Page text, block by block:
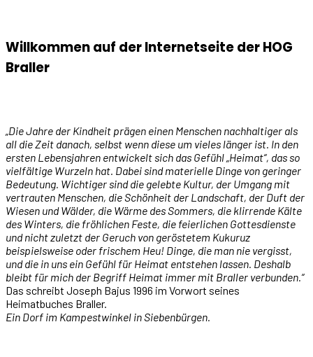
Willkommen auf der Internetseite der HOG
Braller
„Die Jahre der Kindheit prägen einen Menschen nachhaltiger als
all die Zeit danach, selbst wenn diese um vieles länger ist. In den
ersten Lebensjahren entwickelt sich das Gefühl „Heimat“, das so
vielfältige Wurzeln hat. Dabei sind materielle Dinge von geringer
Bedeutung. Wichtiger sind die gelebte Kultur, der Umgang mit
vertrauten Menschen, die Schönheit der Landschaft, der Duft der
Wiesen und Wälder, die Wärme des Sommers, die klirrende Kälte
des Winters, die fröhlichen Feste, die feierlichen Gottesdienste
und nicht zuletzt der Geruch von geröstetem Kukuruz
beispielsweise oder frischem Heu! Dinge, die man nie vergisst,
und die in uns ein Gefühl für Heimat entstehen lassen. Deshalb
bleibt für mich der Begriff Heimat immer mit Braller verbunden.“
Das schreibt Joseph Bajus 1996 im Vorwort seines
Heimatbuches Braller.
Ein Dorf im Kampestwinkel in Siebenbürgen.